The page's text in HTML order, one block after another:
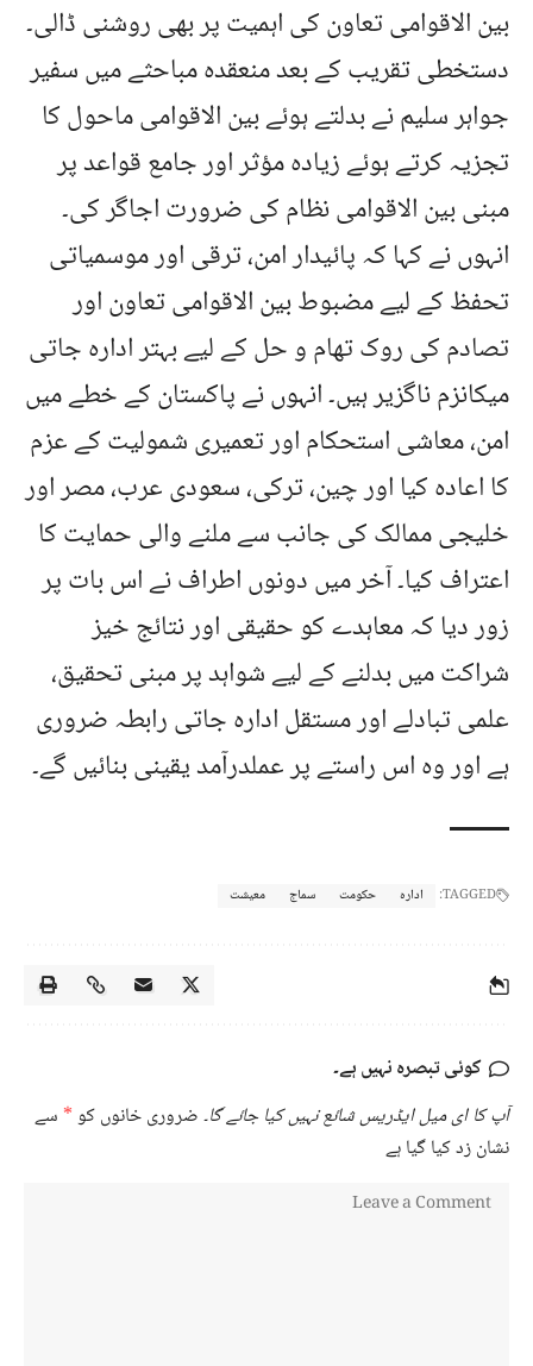
بین الاقوامی تعاون کی اہمیت پر بھی روشنی ڈالی۔
دستخطی تقریب کے بعد منعقدہ مباحثے میں سفیر
جواہر سلیم نے بدلتے ہوئے بین الاقوامی ماحول کا
تجزیہ کرتے ہوئے زیادہ مؤثر اور جامع قواعد پر
مبنی بین الاقوامی نظام کی ضرورت اجاگر کی۔
انہوں نے کہا کہ پائیدار امن، ترقی اور موسمیاتی
تحفظ کے لیے مضبوط بین الاقوامی تعاون اور
تصادم کی روک تھام و حل کے لیے بہتر ادارہ جاتی
میکانزم ناگزیر ہیں۔ انہوں نے پاکستان کے خطے میں
امن، معاشی استحکام اور تعمیری شمولیت کے عزم
کا اعادہ کیا اور چین، ترکی، سعودی عرب، مصر اور
خلیجی ممالک کی جانب سے ملنے والی حمایت کا
اعتراف کیا۔ آخر میں دونوں اطراف نے اس بات پر
زور دیا کہ معاہدے کو حقیقی اور نتائج خیز
شراکت میں بدلنے کے لیے شواہد پر مبنی تحقیق،
علمی تبادلے اور مستقل ادارہ جاتی رابطہ ضروری
ہے اور وہ اس راستے پر عملدرآمد یقینی بنائیں گے۔
TAGGED: ادارہ حکومت سماج معیشت
کوئی تبصرہ نہیں ہے۔
آپ کا ای میل ایڈریس شائع نہیں کیا جائے گا۔ضروری خانوں کو* سے
نشان زد کیا گیا ہے